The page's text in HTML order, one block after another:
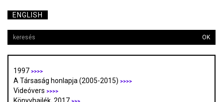
ENGLISH
OK
1997 >>>>
A Társaság honlapja (2005-2015) >>>>
Videóvers >>>>